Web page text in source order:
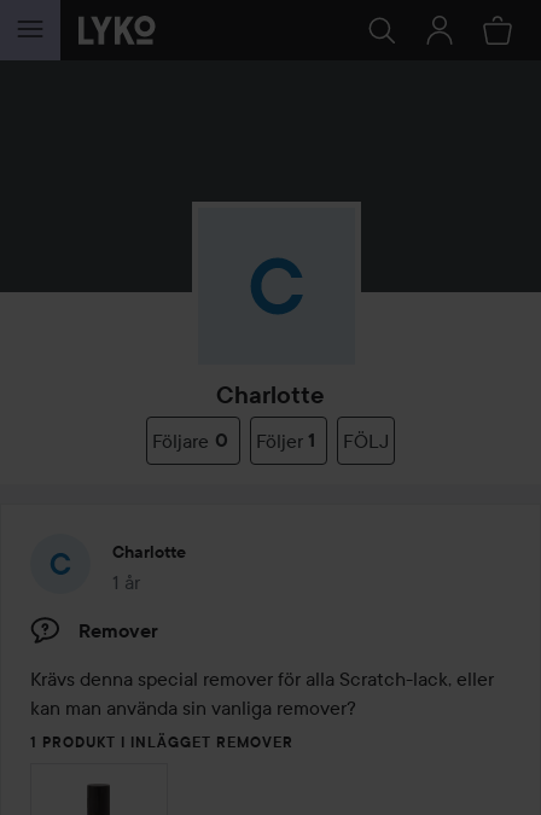
HOPPA TILL INNEHÅLLET
Charlotte
Följare 0 Följer 1 FÖLJ
Charlotte
1 år
Inlägget skapades 1 år
Remover
Krävs denna special remover för alla Scratch-lack, eller
kan man använda sin vanliga remover?
1 PRODUKT I INLÄGGET REMOVER